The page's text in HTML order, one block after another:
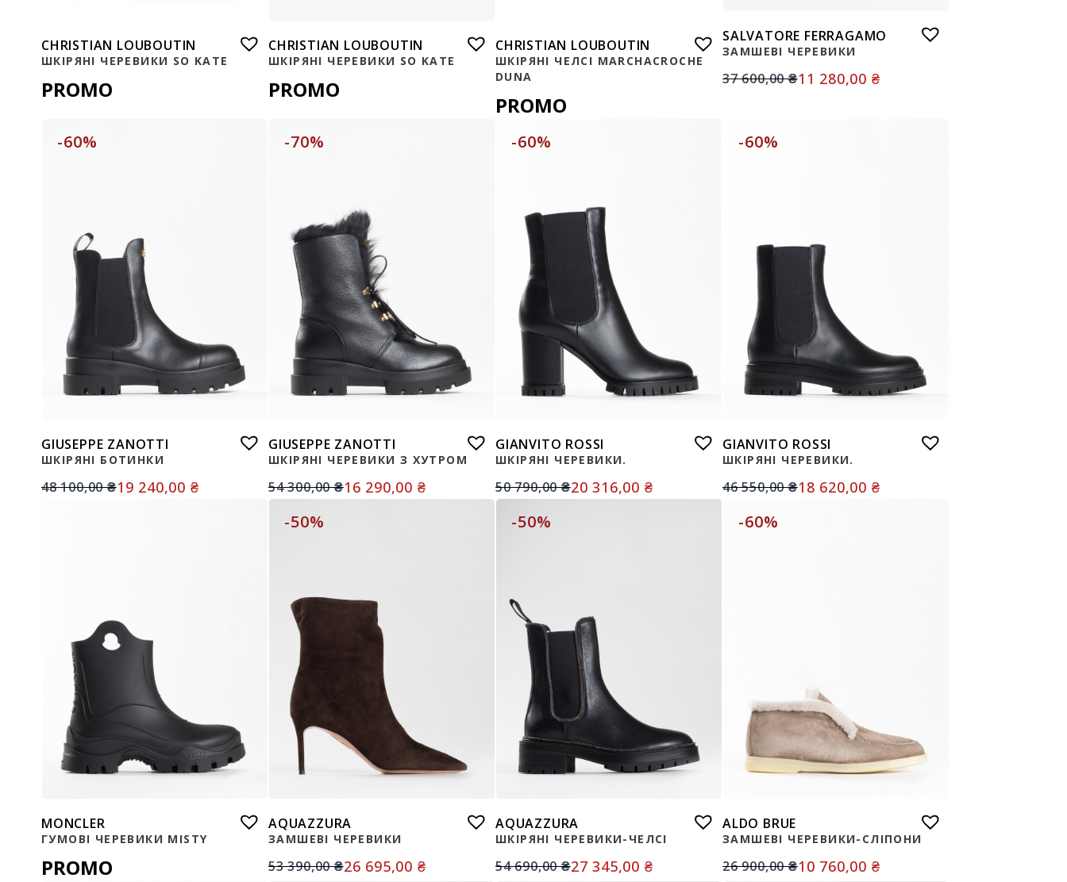
CHRISTIAN LOUBOUTIN
ШКІРЯНІ ЧЕРЕВИКИ SO KATE
PROMO
CHRISTIAN LOUBOUTIN
ШКІРЯНІ ЧЕРЕВИКИ SO KATE
PROMO
CHRISTIAN LOUBOUTIN
ШКІРЯНІ ЧЕЛСІ MARCHACROCHE
DUNA
PROMO
SALVATORE FERRAGAMO
ЗАМШЕВІ ЧЕРЕВИКИ
37 600,00₴11 280,00 ₴
-60%
GIUSEPPE ZANOTTI
ШКІРЯНІ БОТИНКИ
48 100,00₴19 240,00 ₴
-70%
GIUSEPPE ZANOTTI
ШКІРЯНІ ЧЕРЕВИКИ З ХУТРОМ
54 300,00₴16 290,00 ₴
-60%
GIANVITO ROSSI
ШКІРЯНІ ЧЕРЕВИКИ.
50 790,00₴20 316,00 ₴
-60%
GIANVITO ROSSI
ШКІРЯНІ ЧЕРЕВИКИ.
46 550,00₴18 620,00 ₴
MONCLER
ГУМОВІ ЧЕРЕВИКИ MISTY
PROMO
-50%
AQUAZZURA
ЗАМШЕВІ ЧЕРЕВИКИ
53 390,00₴26 695,00 ₴
-50%
AQUAZZURA
ШКІРЯНІ ЧЕРЕВИКИ-ЧЕЛСІ
54 690,00₴27 345,00 ₴
-60%
ALDO BRUE
ЗАМШЕВІ ЧЕРЕВИКИ-СЛІПОНИ
26 900,00₴10 760,00 ₴